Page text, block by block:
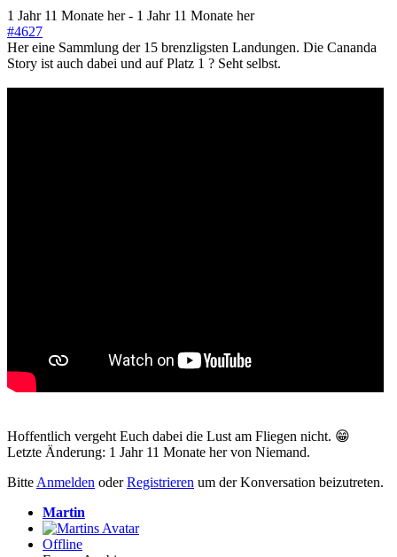
1 Jahr 11 Monate her- 1 Jahr 11 Monate her
#4627
Her eine Sammlung der 15 brenzligsten Landungen. Die Cananda
Story ist auch dabei und auf Platz 1 ? Seht selbst.
Hoffentlich vergeht Euch dabei die Lust am Fliegen nicht. 😁
Letzte Änderung: 1 Jahr 11 Monate her von Niemand.
Bitte Anmelden oderRegistrieren um der Konversation beizutreten.
Martin
Offline